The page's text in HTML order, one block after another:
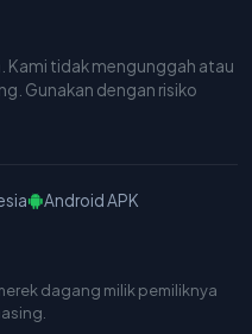
Kami tidak mengunggah atau
Gunakan dengan risiko
Android APK
dagang milik pemiliknya